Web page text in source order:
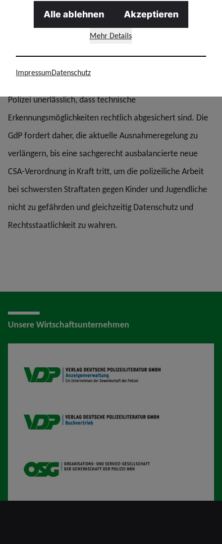
ein Bruch im Monitoring-System, wodurch insbesondere
internationale Missbrauchsnetzwerke schwerer
Polizei unerlässlich, dass technische
Erkennungsmöglichkeiten rechtlich abgesichert sind. Die
GdP fordert daher, die aktuelle Ausnahmeregelung zu
verlängern, bis eine sachgerecht ausbalancierte neue
CSA-Verordnung in Kraft tritt, um die polizeiliche Arbeit
bei schwersten Straftaten gegen Kinder und Jugendliche
nicht zu gefährden und gleichzeitig Datenschutz und
Rechtsstaatlichkeit zu wahren.
Unsere Wirtschaftsunternehmen
VDP AV
VDP B
OSG
Mehr Details
Alle ablehnen Akzeptieren
ImpressumDatenschutz